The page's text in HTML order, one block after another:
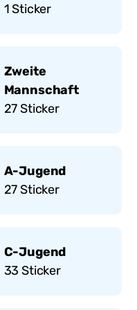
1Sticker
Zweite
Mannschaft
27Sticker
A-Jugend
27Sticker
C-Jugend
33 Sticker